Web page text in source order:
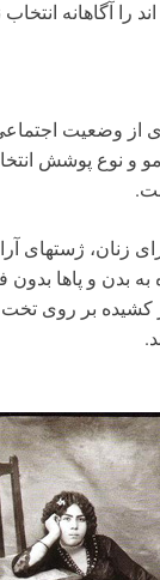
را آگاهانه انتخاب
از وضعیت اجتماعی
زنان، ژست­های
به بدن و پاها
بر روی تخت